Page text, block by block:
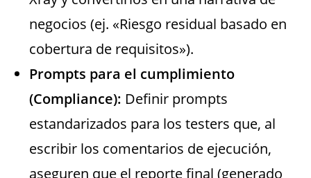
negocios (ej. «Riesgo residual basado en
cobertura de requisitos»).
Prompts para el cumplimiento
(Compliance): Definir prompts
estandarizados para los testers que, al
escribir los comentarios de ejecución,
aseguren que el reporte final (generado